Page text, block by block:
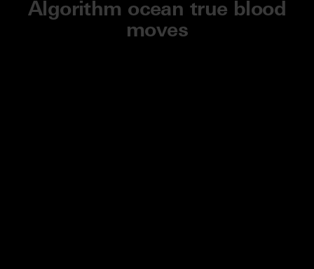
Algorithm ocean true blood
moves